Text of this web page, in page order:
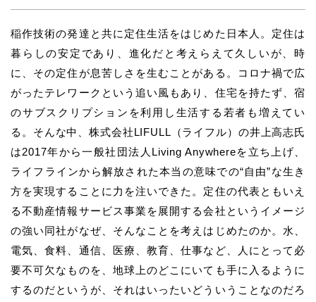
稲作技術の発達と共に定住生活をはじめた日本人。定住は
暮らしの安定であり、進化だと考えらえて久しいが、時
に、その定住が息苦しさを生むことがある。コロナ禍で広
がったテレワークという追い風もあり、住宅を持たず、宿
のサブスクリプションを利用し生活する若者も増えてい
る。そんな中、株式会社LIFULL（ライフル）の井上高志氏
は2017年から一般社団法人Living Anywhereを立ち上げ、
ライフラインから解放された本当の意味での“自由”な生き
方を実現することに力を注いできた。定住の代表ともいえ
る不動産情報サービス事業を展開する会社というイメージ
の強い同社がなぜ、そんなことを考えはじめたのか。水、
電気、食料、通信、医療、教育、仕事など、人にとって必
要不可欠なものを、地球上のどこにいても手に入るように
するのだというが、それはいったいどういうことなのだろ